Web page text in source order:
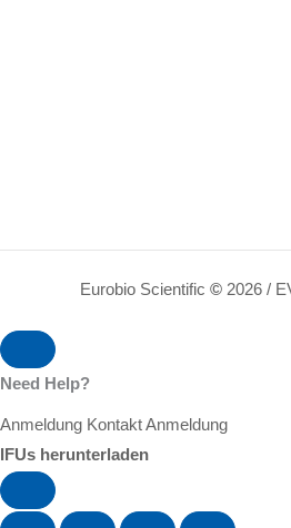
Eurobio Scientific © 2026 /
Need Help?
Anmeldung KontaktAnmeldung
IFUs herunterladen